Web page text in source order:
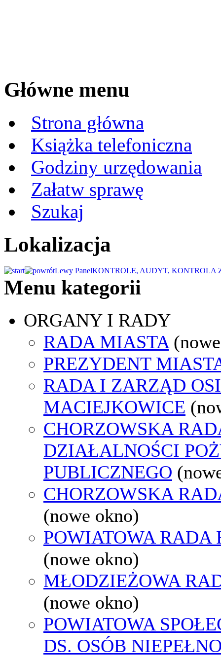
Główne menu
Strona główna
Książka telefoniczna
Godziny urzędowania
Załatw sprawę
Szukaj
Lokalizacja
Lewy PanelKONTROLE, AUDYT, KONTROLA
Menu kategorii
ORGANY I RADY
RADA MIASTA
PREZYDENT
RADA I ZARZĄD
MACIEJKOWICE
CHORZOWSKA
DZIAŁALNOŚCI
PUBLICZNEGO
CHORZOWSKA
(nowe okno)
POWIATOWA RADA
(nowe okno)
MŁODZIEŻOWA
(nowe okno)
POWIATOWA
DS. OSÓB